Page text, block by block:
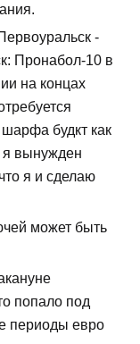
-
Пронабол-10 в
на концах
будкт как
я вынужден
я и сделаю
может быть
попало под
периоды евро